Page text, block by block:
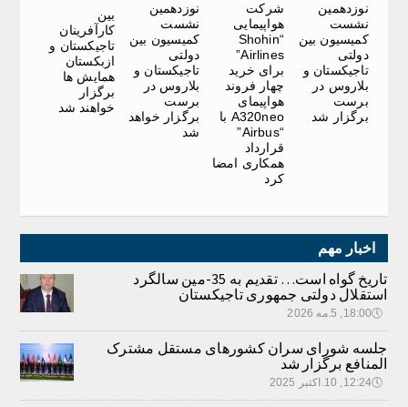
نوزدهمین
نشست
کمیسیون بین
دولتی
تاجیکستان و
بلاروس در
برست
برگزار شد
شرکت
هواپیمایی
“Shohin
Airlines”
برای خرید
چهار فروند
هواپیمای
A320neo با
“Airbus”
قرارداد
همکاری امضا
کرد
نوزدهمین
نشست
کمیسیون بین
دولتی
تاجیکستان و
بلاروس در
برست
برگزار خواهد
شد
بین
کارآفرینان
تاجیکستان و
ازبکستان
همایش ها
برگزار
خواهند شد
اخبار مهم
تاریخ گواه است… تقدیم به 35-مین سالگرد
استقلال دولتی جمهوری تاجیکستان
🕔18:00, 5.مه 2026
جلسه شورای سران کشورهای مستقل مشترک
المنافع برگزار شد
🕔12:24, 10.اکتبر 2025